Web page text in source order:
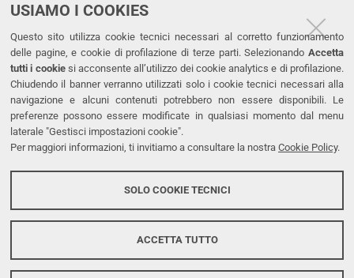
USIAMO I COOKIES
Questo sito utilizza cookie tecnici necessari al corretto funzionamento
delle pagine, e cookie di profilazione di terze parti. Selezionando Accetta
tutti i cookiesi acconsente all’utilizzo dei cookie analytics e di profilazione.
Chiudendo il banner verranno utilizzati solo i cookie tecnici necessari alla
navigazione e alcuni contenuti potrebbero non essere disponibili. Le
preferenze possono essere modificate in qualsiasi momento dal menu
laterale "Gestisci impostazioni cookie".
Per maggiori informazioni, ti invitiamo a consultare la nostra Cookie Policy.
SOLO COOKIE TECNICI
ACCETTA TUTTO
CONTATTI
Tel. +39 0532 293111
Fax. +39 0532 293031
PEC
LINKS
Accessibilità
Protezione dati personali